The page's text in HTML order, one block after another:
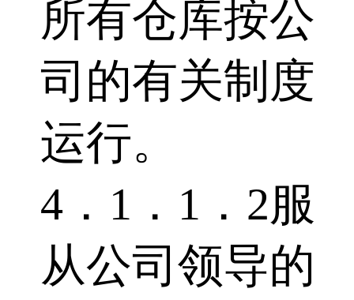
所有仓库按公
司的有关制度
运行。
4．1．1．2服
从公司领导的